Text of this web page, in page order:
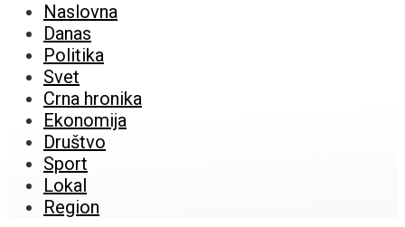
Naslovna
Danas
Politika
Svet
Crna hronika
Ekonomija
Društvo
Sport
Lokal
Region